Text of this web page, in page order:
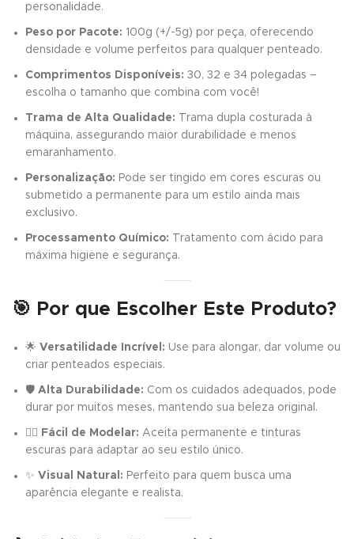
personalidade.
Peso por Pacote: 100g (+/-5g) por peça, oferecendo
densidade e volume perfeitos para qualquer penteado.
Comprimentos Disponíveis: 30, 32 e 34 polegadas –
escolha o tamanho que combina com você!
Trama de Alta Qualidade: Trama dupla costurada à
máquina, assegurando maior durabilidade e menos
emaranhamento.
Personalização: Pode ser tingido em cores escuras ou
submetido a permanente para um estilo ainda mais
exclusivo.
Processamento Químico: Tratamento com ácido para
máxima higiene e segurança.
🎯 Por que Escolher Este Produto?
🌟 Versatilidade Incrível: Use para alongar, dar volume ou
criar penteados especiais.
🛡️ Alta Durabilidade: Com os cuidados adequados, pode
durar por muitos meses, mantendo sua beleza original.
💇‍♀️ Fácil de Modelar: Aceita permanente e tinturas
escuras para adaptar ao seu estilo único.
✨ Visual Natural: Perfeito para quem busca uma
aparência elegante e realista.